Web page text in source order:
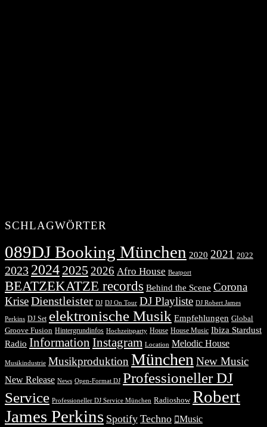
SCHLAGWÖRTER
089DJ Booking München 2020 2021 2022
2023 2024 20252026 Afro House Beatport
BEATZEKATZE records Behind the Scene Corona
KriseDienstleister DJ DJ On Tour DJ Playliste DJ Robert James
Perkins DJ Set elektronische Musik Empfehlungen Global
Groove Fusion Hintergrundinfos Hochzeitsparty House House Music Ibiza Stardust
Radio Information Instagram Location Melodic House
Musikindustrie MusikproduktionMünchen New Music
New Release News Open-Format DJ Professioneller DJ
Service Professioneller DJ Service München Radioshow Robert
James Perkins Spotify Techno Music